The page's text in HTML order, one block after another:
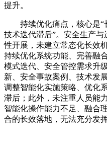
提升。
持续优化痛点，核心是“
技术迭代滞后”。安全生产
性开展，未建立常态化长效
持续优化系统功能、完善融
模式迭代、安全管控需求升
新、安全事故案例、技术发
调整智能化实施策略、优化
滞后；此外，未注重人员能
智能化操作能力不足、融合
合的长效落地，无法充分发